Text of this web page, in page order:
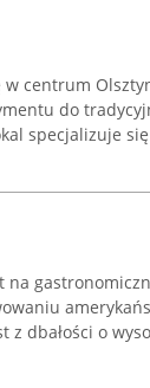
centrum
do
specjalizuje
dbałości o